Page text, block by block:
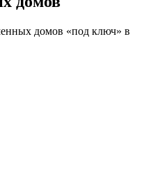
домов «под ключ» в